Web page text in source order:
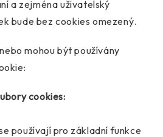
a zejména uživatelský
bude bez cookies omezený.
mohou být používány
cookies:
používají pro základní funkce